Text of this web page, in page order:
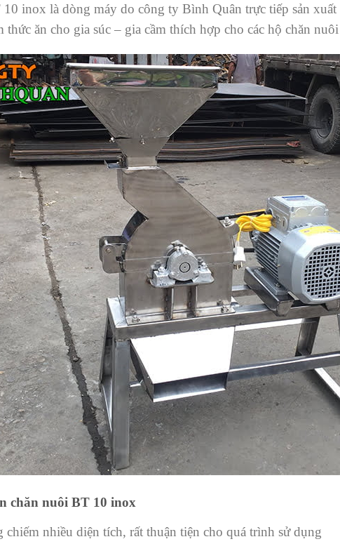
inox là dòng máy do công ty Bình Quân trực tiếp sản
ăn cho gia súc – gia cầm thích hợp cho các hộ chăn
chăn nuôi BT 10 inox
nhiều diện tích, rất thuận tiện cho quá trình sử dụng